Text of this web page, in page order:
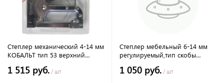
Степлер механический 4-14 мм
КОБАЛЬТ тип 53 верхний
1 515 руб. / шт
Степлер мебельный 6-14 мм
регулируемый,тип скобы
1 050 руб. / шт